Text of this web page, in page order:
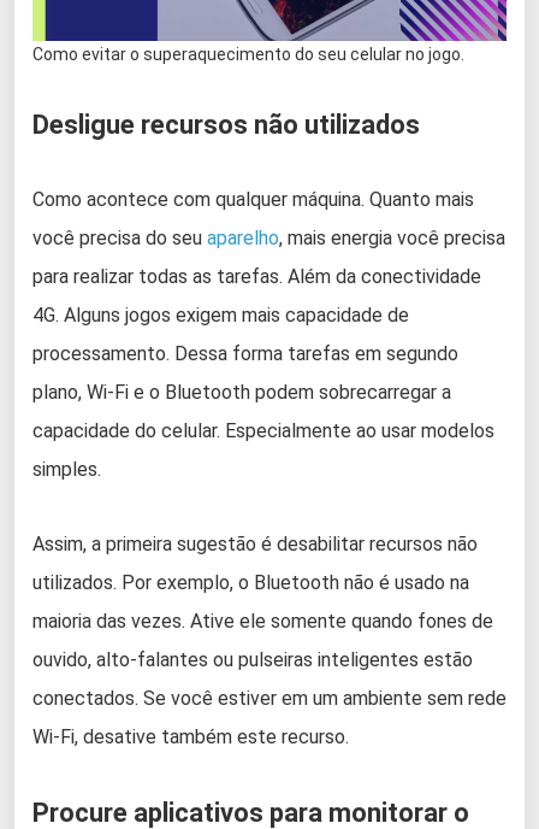
Como evitar o superaquecimento do seu celular no jogo.
Desligue recursos não utilizados
Como acontece com qualquer máquina. Quanto mais
você precisa do seu aparelho, mais energia você precisa
para realizar todas as tarefas. Além da conectividade
4G. Alguns jogos exigem mais capacidade de
processamento. Dessa forma tarefas em segundo
plano, Wi-Fi e o Bluetooth podem sobrecarregar a
capacidade do celular. Especialmente ao usar modelos
simples.
Assim, a primeira sugestão é desabilitar recursos não
utilizados. Por exemplo, o Bluetooth não é usado na
maioria das vezes. Ative ele somente quando fones de
ouvido, alto-falantes ou pulseiras inteligentes estão
conectados. Se você estiver em um ambiente sem rede
Wi-Fi, desative também este recurso.
Procure aplicativos para monitorar o